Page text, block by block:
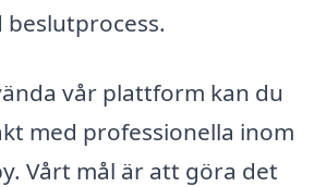
vår plattform kan du
med professionella inom
Vårt mål är att göra det